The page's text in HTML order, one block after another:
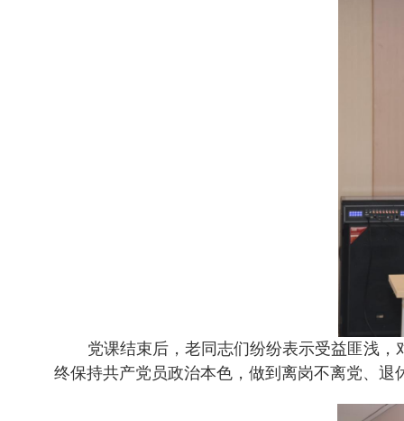
党课结束后，老同志们纷纷表示受益匪浅
终保持共产党员政治本色，做到离岗不离党、